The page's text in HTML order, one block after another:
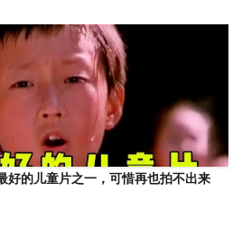
好的儿童片之一，可惜再也拍不出来